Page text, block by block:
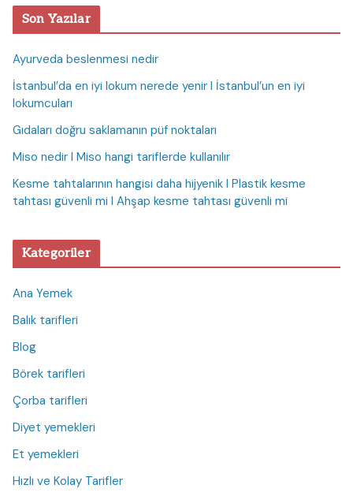
Son Yazılar
Ayurveda beslenmesi nedir
İstanbul’da en iyi lokum nerede yenir I İstanbul’un en iyi
lokumcuları
Gıdaları doğru saklamanın püf noktaları
Miso nedir I Miso hangi tariflerde kullanılır
Kesme tahtalarının hangisi daha hijyenik I Plastik kesme
tahtası güvenli mi I Ahşap kesme tahtası güvenli mi
Kategoriler
Ana Yemek
Balık tarifleri
Blog
Börek tarifleri
Çorba tarifleri
Diyet yemekleri
Et yemekleri
Hızlı ve Kolay Tarifler